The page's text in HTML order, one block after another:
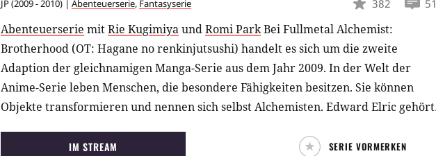
JP(2009 - 2010) | Abenteuerserie, Fantasyserie 382 51
Abenteuerserie mitRie KugimiyaundRomi ParkBei Fullmetal Alchemist:
Brotherhood (OT: Hagane no renkinjutsushi) handelt es sich um die zweite
Adaption der gleichnamigen Manga-Serie aus dem Jahr 2009. In der Welt der
Anime-Serie leben Menschen, die besondere Fähigkeiten besitzen. Sie können
Objekte transformieren und nennen sich selbst Alchemisten. Edward Elric gehört
IM STREAM SERIE VORMERKEN